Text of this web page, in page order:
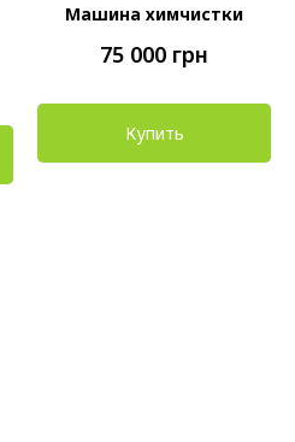
Машина химчистки
75 000 грн
Купить